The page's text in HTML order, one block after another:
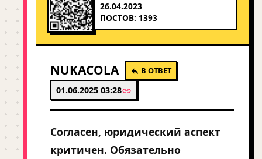
26.04.2023
ПОСТОВ: 1393
NUKACOLA В ОТВЕТ
01.06.2025 03:28
Согласен, юридический аспект
критичен. Обязательно